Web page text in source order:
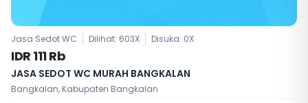
Jasa Sedot WC Dilihat: 603X Disuka: 0X
IDR 111 Rb
JASA SEDOT WC MURAH BANGKALAN
Bangkalan, Kabupaten Bangkalan